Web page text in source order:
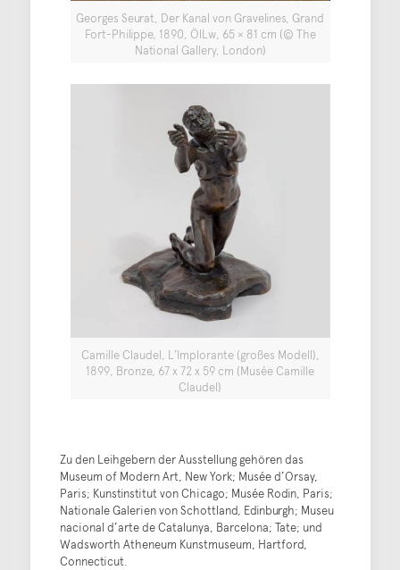
Georges Seurat, Der Kanal von Gravelines, Grand
Fort-Philippe, 1890, ÖlLw, 65 × 81 cm (© The
National Gallery, London)
Camille Claudel, L’Implorante (großes Modell),
1899, Bronze, 67 x 72 x 59 cm (Musée Camille
Claudel)
Zu den Leihgebern der Ausstellung gehören das
Museum of Modern Art, New York; Musée d’Orsay,
Paris; Kunstinstitut von Chicago; Musée Rodin, Paris;
Nationale Galerien von Schottland, Edinburgh; Museu
nacional d’arte de Catalunya, Barcelona; Tate; und
Wadsworth Atheneum Kunstmuseum, Hartford,
Connecticut.